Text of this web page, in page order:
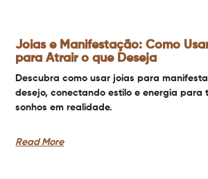
Joias e Manifestação: Como
para Atrair o que Deseja
Descubra como usar joias para
desejo, conectando estilo e energia para
sonhos em realidade.
Read More